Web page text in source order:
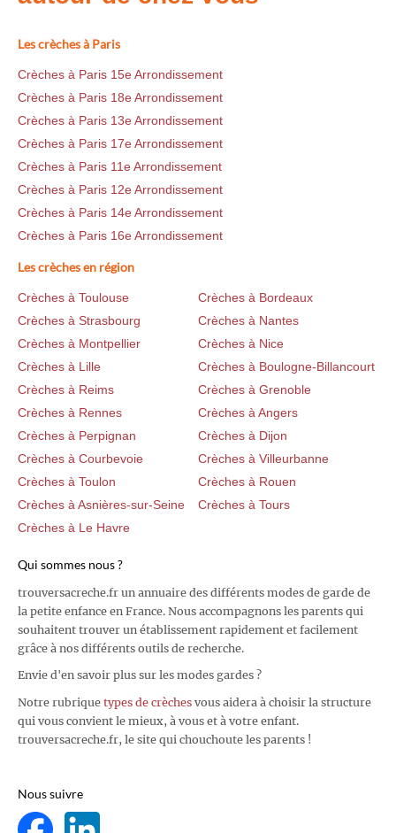
Les crèches à Paris
Crèches à Paris 15e Arrondissement
Crèches à Paris 18e Arrondissement
Crèches à Paris 13e Arrondissement
Crèches à Paris 17e Arrondissement
Crèches à Paris 11e Arrondissement
Crèches à Paris 12e Arrondissement
Crèches à Paris 14e Arrondissement
Crèches à Paris 16e Arrondissement
Les crèches en région
Crèches à Toulouse
Crèches à Bordeaux
Crèches à Strasbourg
Crèches à Nantes
Crèches à Montpellier
Crèches à Nice
Crèches à Lille
Crèches à Boulogne-Billancourt
Crèches à Reims
Crèches à Grenoble
Crèches à Rennes
Crèches à Angers
Crèches à Perpignan
Crèches à Dijon
Crèches à Courbevoie
Crèches à Villeurbanne
Crèches à Toulon
Crèches à Rouen
Crèches à Asnières-sur-Seine
Crèches à Tours
Crèches à Le Havre
Qui sommes nous ?
trouversacreche.fr un annuaire des différents modes de garde de
la petite enfance en France. Nous accompagnons les parents qui
souhaitent trouver un établissement rapidement et facilement
grâce à nos différents outils de recherche.
Envie d'en savoir plus sur les modes gardes ?
Notre rubrique types de crèches vous aidera à choisir la structure
qui vous convient le mieux, à vous et à votre enfant.
trouversacreche.fr, le site qui chouchoute les parents !
Nous suivre